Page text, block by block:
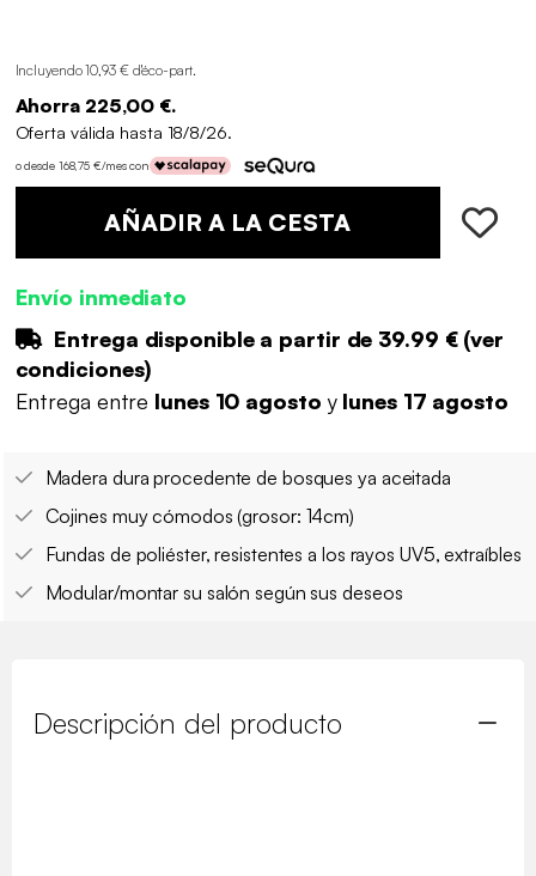
Incluyendo 10,93 € d'éco-part.
Ahorra 225,00 €.
Oferta válida hasta 18/8/26.
o desde 168,75 €/mes con
AÑADIR A LA CESTA
Envío inmediato
Entrega disponible a partir de 39.99 €(ver
condiciones)
Entrega entre lunes 10 agosto y lunes 17 agosto
Madera dura procedente de bosques ya aceitada
Cojines muy cómodos (grosor: 14cm)
Fundas de poliéster, resistentes a los rayos UV5, extraíbles
Modular/montar su salón según sus deseos
Descripción del producto